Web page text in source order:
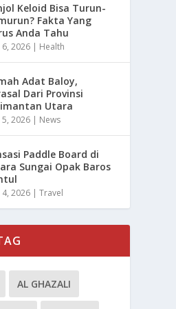
Keloid Bisa Turun-
Fakta Yang
Anda Tahu
6, 2026 | Health
Adat Baloy,
Dari Provinsi
Utara
5, 2026 | News
Paddle Board di
Sungai Opak Baros
4, 2026 |Travel
AL GHAZALI